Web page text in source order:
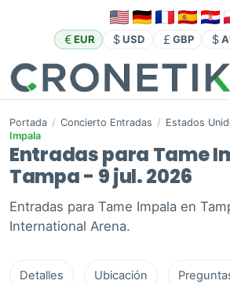
EUR USD GBP
Portada / Concierto Entradas / Estados
Impala
Entradas para Tame
Tampa - 9 jul. 2026
Entradas para Tame Impala en
International Arena.
Detalles Ubicación